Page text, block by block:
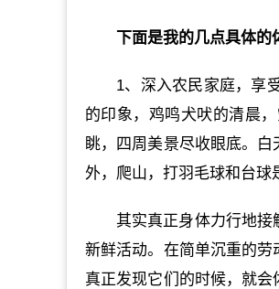
下面是我的几点具体的
1、深入农民家庭，享
的印象，鸡鸣犬吠的清晨
眺，四周美景尽收眼底。
外，爬山，打羽毛球和台球
其实真正身体力行地
新鲜活动。在简单沉重的
真正发现它们的时候，就